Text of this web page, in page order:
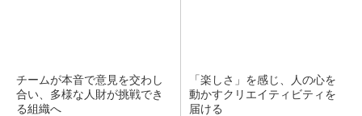
チームが本音で意見を交わし
合い、多様な人財が挑戦でき
る組織へ
「楽しさ」を感じ、人の心を
動かすクリエイティビティを
届ける